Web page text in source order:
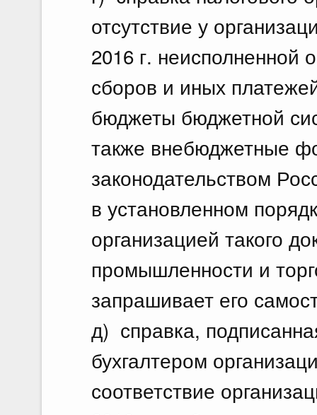
отсутствие у
2016 г. неисполненной
сборов и иных
бюджеты бюджетной
также внебюджетные
законодательством
в установленном
организацией такого
промышленности и
запрашивает его
д) справка,
бухгалтером
соответствие